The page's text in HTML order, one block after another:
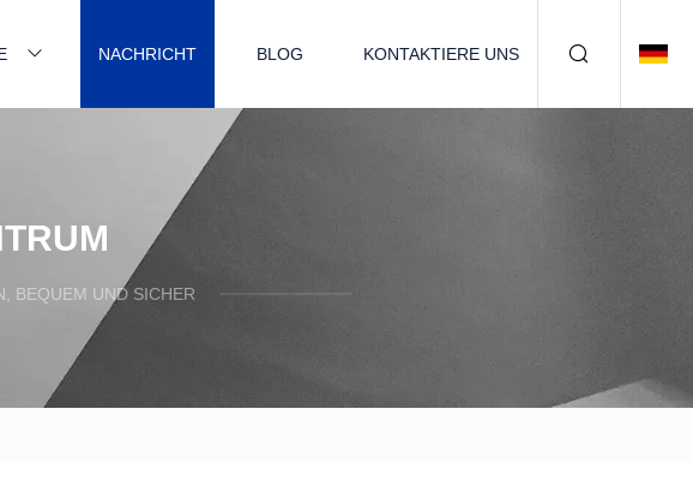
NACHRICHT BLOG KONTAKTIERE UNS
BEQUEM UND SICHER